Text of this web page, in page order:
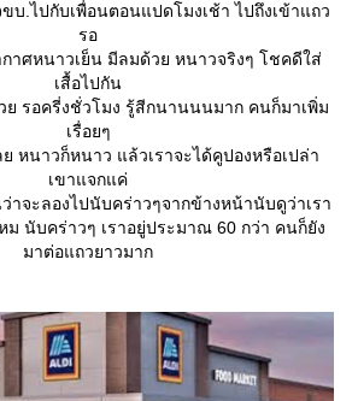
บ.ไปกับเพื่อนตอนแปดโมงเช้า ไปถึงเข้าแถว
รอ
ศหนาวเย็น มีลมด้วย หนาวจริงๆ โชคดีใส่
เสื้อไปกัน
รอครี่งชั่วโมง รู้สีกนานนนมาก คนก็มาเพิ่ม
เรื่อยๆ
หนาวก็หนาว แล้วเราจะได้คูปองหรือเปล่า
เขาแจกแค่
าจะลองไปนับคร่าวๆจากข้างหน้านับดูว่าเรา
ม นับคร่าวๆ เราอยู่ประมาณ 60 กว่า คนก็ยัง
มาต่อแถวยาวมาก